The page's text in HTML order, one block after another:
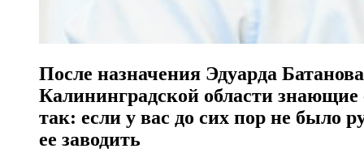
После назначения Эдуарда
Калининградской области
так: если у вас до сих пор не было
ее заводить